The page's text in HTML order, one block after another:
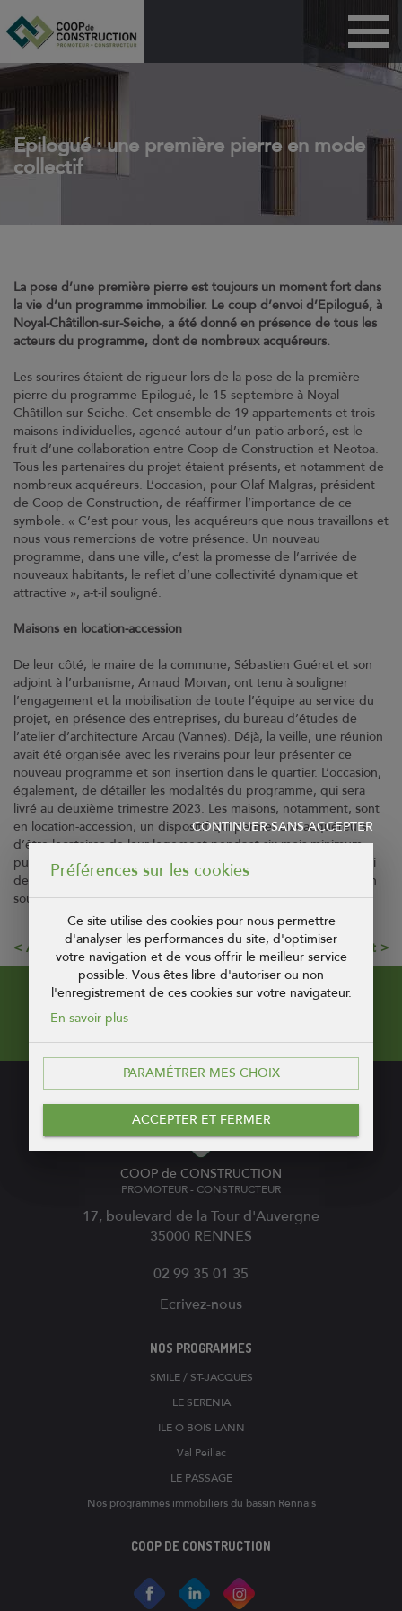
Epilogué : une première pierre en mode
collectif
La pose d’une première pierre est toujours un moment fort dans
la vie d’un programme immobilier. Le coup d’envoi d’Epilogué, à
Noyal-Châtillon-sur-Seiche, a été donné en présence de tous les
acteurs du programme, dont de nombreux acquéreurs.
Les sourires étaient de rigueur lors de la pose de la première
pierre du programme Epilogué, le 15 septembre à Noyal-
Châtillon-sur-Seiche. Cet ensemble de 19 appartements et trois
maisons individuelles, agencé autour d’un patio arboré, est le
fruit d’une collaboration entre Coop de Construction et Neotoa.
Tous les partenaires du projet étaient présents, et notamment de
nombreux acquéreurs. L’occasion, pour Olaf Malgras, président
de Coop de Construction, de réaffirmer l’importance de ce
symbole. « C’est pour vous, les acquéreurs que nous travaillons et
nous vous remercions de votre présence. Un nouveau
programme, dans une ville, c’est la promesse de l’arrivée de
nouveaux habitants, le reflet d’une collectivité dynamique et
attractive », a-t-il souligné.
Maisons en location-accession
De leur côté, le maire de la commune, Sébastien Guéret et son
adjoint à l’urbanisme, Arnaud Morvan, ont tenu à souligner
l’engagement et la mobilisation de toute l’équipe au service du
projet, en présence des entreprises, du bureau d’études de
l’atelier d’architecture Arcau (Vannes). Déjà, la veille, une réunion
avait été organisée avec les riverains pour leur présenter ce
nouveau programme et son insertion dans le quartier. L’occasion,
également, de détailler les modalités du programme, qui sera
livré au deuxième trimestre 2023. Les maisons, notamment, sont
en location-accession, un dispositif qui permet aux acquéreurs
d’être locataires de leur logement pendant six mois minimum
puis de lever l’option et de devenir propriétaires. Dans un souci
de mixité sociale, une partie de ces programmes bénéficie d’un
soutien financier de Rennes Métropole.
Article précédent Article suivant
Pour recevoir notre newsletter !
CONTACT
COOP de CONSTRUCTION
PROMOTEUR - CONSTRUCTEUR
17, boulevard de la Tour d'Auvergne
35000 RENNES
02 99 35 01 35
Ecrivez-nous
NOS PROGRAMMES
SMILE / ST-JACQUES
LE SERENIA
ILE O BOIS LANN
Val Peillac
LE PASSAGE
Nos programmes immobiliers du bassin Rennais
COOP DE CONSTRUCTION
Appartements
BRS
PSLA
Coop de
construction
Technicoop
Actualités
Contact
Coop et Nous
Suivez-nous sur
Suivez-nous sur
CONTINUER SANS ACCEPTER
Préférences sur les cookies
Ce site utilise des cookies pour nous permettre
d'analyser les performances du site, d'optimiser
votre navigation et de vous offrir le meilleur service
possible. Vous êtes libre d'autoriser ou non
l'enregistrement de ces cookies sur votre navigateur.
En savoir plus
PARAMÉTRER MES CHOIX
ACCEPTER ET FERMER